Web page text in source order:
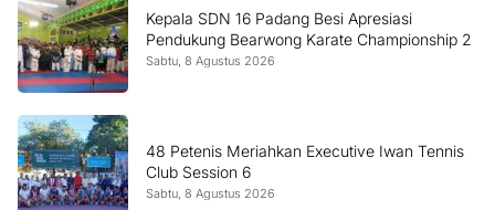
Kepala SDN 16 Padang Besi Apresiasi
Pendukung Bearwong Karate Championship 2
Sabtu, 8 Agustus 2026
48 Petenis Meriahkan Executive Iwan Tennis
Club Session 6
Sabtu, 8 Agustus 2026